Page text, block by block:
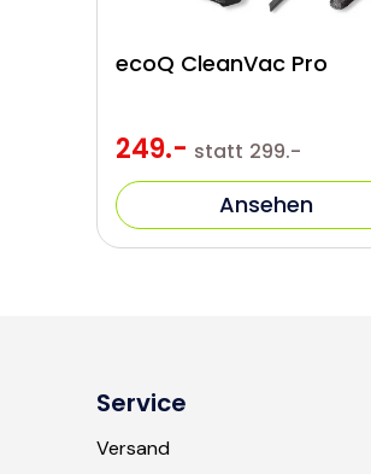
249.- statt 299.-
ecoQ CleanVac Pro
Ansehen
Service
Versand